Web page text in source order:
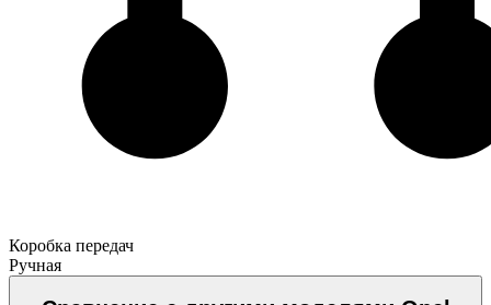
Коробка передач
Ручная